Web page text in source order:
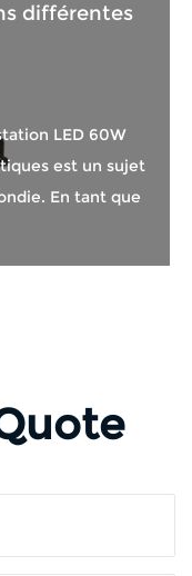
différentes
LED 60W
est un sujet
En tant que